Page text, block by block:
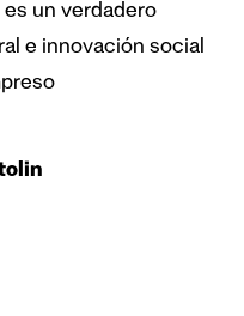
un verdadero
e innovación social